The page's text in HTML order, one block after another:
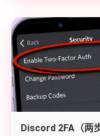
Discord 2FA（两